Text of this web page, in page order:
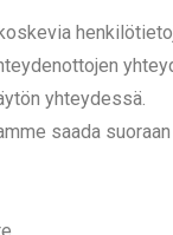
yhteydessä.
saada